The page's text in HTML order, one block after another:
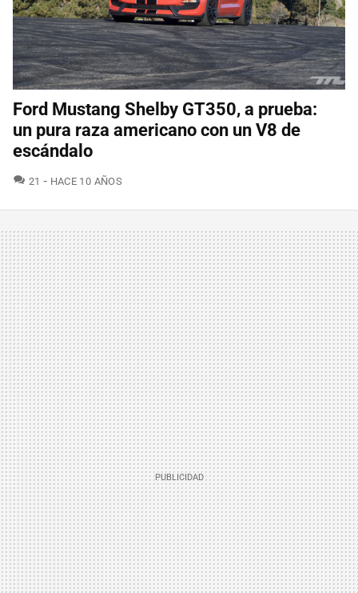
Ford Mustang Shelby GT350, a prueba:
un pura raza americano con un V8 de
escándalo
21 COMENTARIOS
HACE 10 AÑOS